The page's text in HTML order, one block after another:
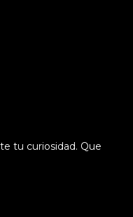
tu curiosidad. Que